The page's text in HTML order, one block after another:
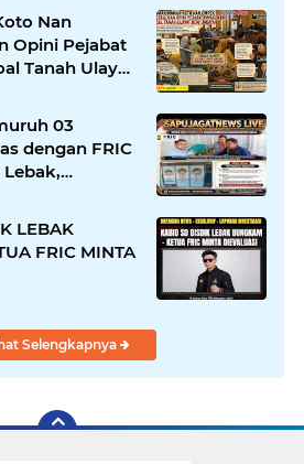
Nan
Opini Pejabat
Tanah Ulayat
03
dengan FRIC
SOP BGN
LEBAK
FRIC MINTA
Selengkapnya